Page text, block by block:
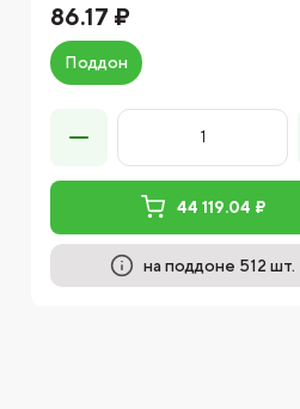
86.17 ₽
Поддон
44 119.04 ₽
на поддоне 512 шт.